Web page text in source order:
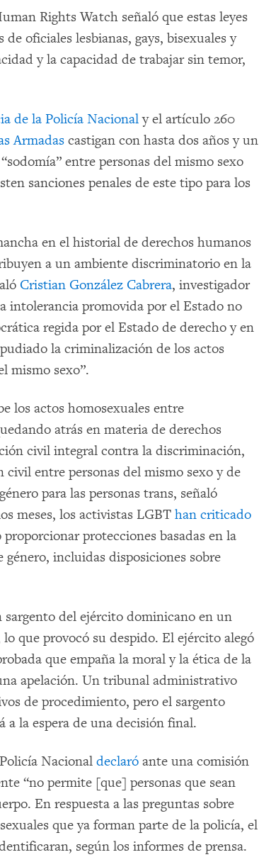
Rights Watch señaló que estas leyes
oficiales lesbianas, gays, bisexuales y
y la capacidad de trabajar sin temor,
de la Policía Nacionaly el artículo 260
Armadas castigan con hasta dos años y un
entre personas del mismo sexo
sanciones penales de este tipo para los
en el historial de derechos humanos
a un ambiente discriminatorio en la
Cristian González Cabrera, investigador
intolerancia promovida por el Estado no
regida por el Estado de derecho y en
la criminalización de los actos
mismo sexo”.
los actos homosexuales entre
atrás en materia de derechos
civil integral contra la discriminación,
entre personas del mismo sexo y de
para las personas trans, señaló
meses, los activistas LGBT han criticado
protecciones basadas en la
incluidas disposiciones sobre
sargento del ejército dominicano en un
que provocó su despido. El ejército alegó
que empaña la moral y la ética de la
apelación. Un tribunal administrativo
de procedimiento, pero el sargento
a la espera de una decisión final.
Nacional declaró ante una comisión
“no permite [que] personas que sean
En respuesta a las preguntas sobre
que ya forman parte de la policía, el
según los informes de prensa.